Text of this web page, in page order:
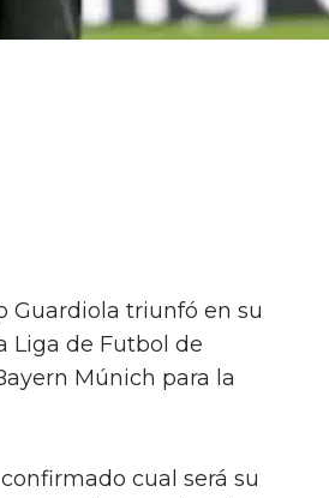
Guardiola triunfó en su
Liga de Futbol de
Múnich para la
cual será su